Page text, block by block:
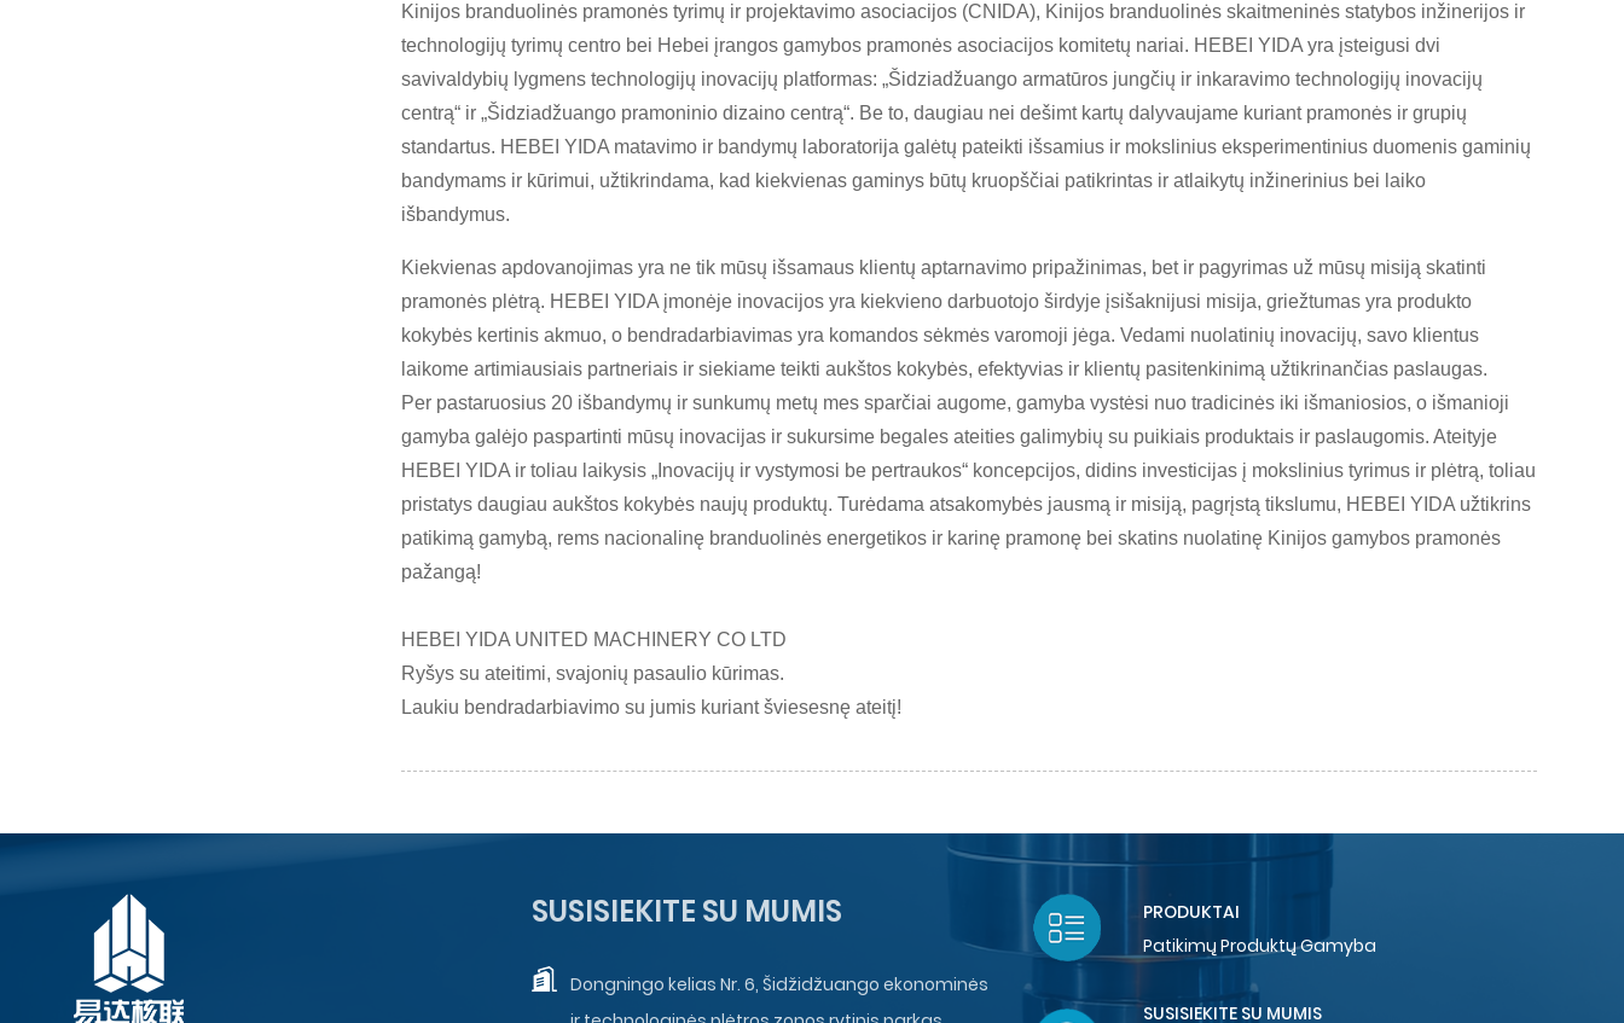
Kinijos branduolinės pramonės tyrimų ir projektavimo asociacijos (CNIDA), Kinijos branduolinės skaitmeninės statybos inžinerijos ir
technologijų tyrimų centro bei Hebei įrangos gamybos pramonės asociacijos komitetų nariai. HEBEI YIDA yra įsteigusi dvi
savivaldybių lygmens technologijų inovacijų platformas: „Šidziadžuango armatūros jungčių ir inkaravimo technologijų inovacijų
centrą“ ir „Šidziadžuango pramoninio dizaino centrą“. Be to, daugiau nei dešimt kartų dalyvaujame kuriant pramonės ir grupių
standartus. HEBEI YIDA matavimo ir bandymų laboratorija galėtų pateikti išsamius ir mokslinius eksperimentinius duomenis gaminių
bandymams ir kūrimui, užtikrindama, kad kiekvienas gaminys būtų kruopščiai patikrintas ir atlaikytų inžinerinius bei laiko
išbandymus.
Kiekvienas apdovanojimas yra ne tik mūsų išsamaus klientų aptarnavimo pripažinimas, bet ir pagyrimas už mūsų misiją skatinti
pramonės plėtrą. HEBEI YIDA įmonėje inovacijos yra kiekvieno darbuotojo širdyje įsišaknijusi misija, griežtumas yra produkto
kokybės kertinis akmuo, o bendradarbiavimas yra komandos sėkmės varomoji jėga. Vedami nuolatinių inovacijų, savo klientus
laikome artimiausiais partneriais ir siekiame teikti aukštos kokybės, efektyvias ir klientų pasitenkinimą užtikrinančias paslaugas.
Per pastaruosius 20 išbandymų ir sunkumų metų mes sparčiai augome, gamyba vystėsi nuo tradicinės iki išmaniosios, o išmanioji
gamyba galėjo paspartinti mūsų inovacijas ir sukursime begales ateities galimybių su puikiais produktais ir paslaugomis. Ateityje
HEBEI YIDA ir toliau laikysis „Inovacijų ir vystymosi be pertraukos“ koncepcijos, didins investicijas į mokslinius tyrimus ir plėtrą, toliau
pristatys daugiau aukštos kokybės naujų produktų. Turėdama atsakomybės jausmą ir misiją, pagrįstą tikslumu, HEBEI YIDA užtikrins
patikimą gamybą, rems nacionalinę branduolinės energetikos ir karinę pramonę bei skatins nuolatinę Kinijos gamybos pramonės
pažangą!
HEBEI YIDA UNITED MACHINERY CO LTD
Ryšys su ateitimi, svajonių pasaulio kūrimas.
Laukiu bendradarbiavimo su jumis kuriant šviesesnę ateitį!
SUSISIEKITE SU MUMIS
Dongningo kelias Nr. 6, Šidžidžuango ekonominės
PRODUKTAI
Patikimų Produktų Gamyba
SUSISIEKITE SU MUMIS